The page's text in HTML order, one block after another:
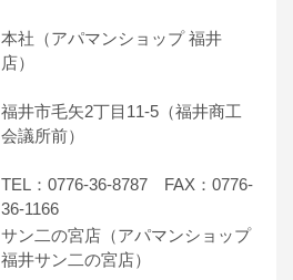
本社（アパマンショップ 福井
店）
福井市毛矢2丁目11-5（福井商工
会議所前）
TEL：0776-36-8787 FAX：0776-
36-1166
サン二の宮店（アパマンショップ
福井サン二の宮店）